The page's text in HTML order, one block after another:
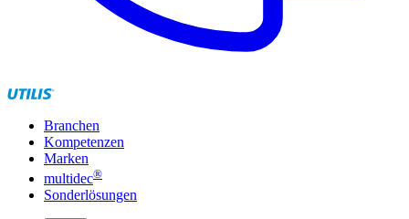
Branchen
Kompetenzen
Marken
multidec®
Sonderlösungen